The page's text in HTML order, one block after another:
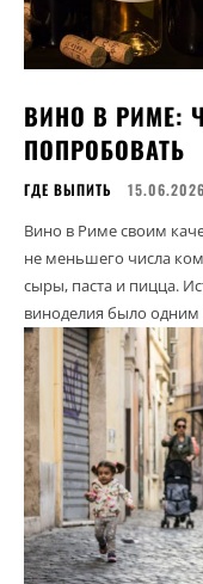
ВИНО В РИМЕ:
ПОПРОБОВАТЬ
ГДЕ ВЫПИТЬ 15.06.2026
Вино в Риме своим
не меньшего числа
сыры, паста и пицца.
виноделия было